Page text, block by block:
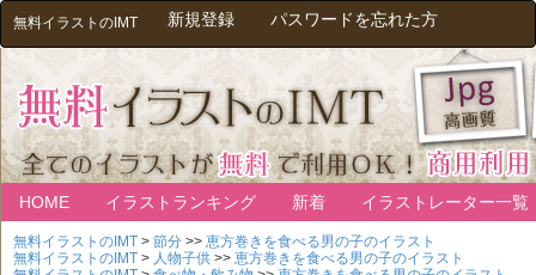
無料イラストのIMT 新規登録 パスワードを忘れた方
HOME イラストランキング 新着 イラストレーター一覧
無料イラストのIMT > 節分 >> 恵方巻きを食べる男の子のイラスト
無料イラストのIMT > 人物子供 >> 恵方巻きを食べる男の子のイラスト